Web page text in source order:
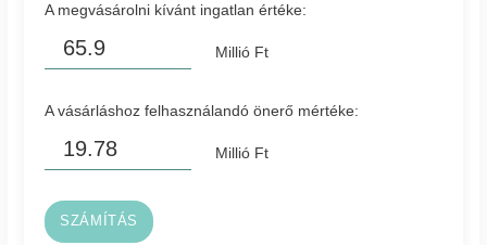
A megvásárolni kívánt ingatlan értéke:
Millió Ft
A vásárláshoz felhasználandó önerő mértéke:
Millió Ft
SZÁMÍTÁS